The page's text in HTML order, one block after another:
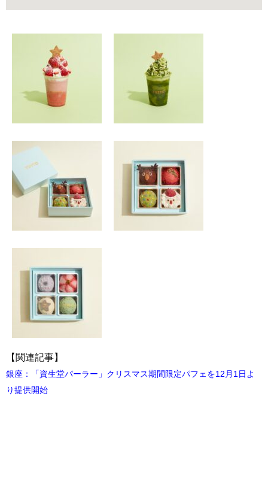
【関連記事】
銀座：「資生堂パーラー」クリスマス期間限定パフェを12月1日よ
り提供開始